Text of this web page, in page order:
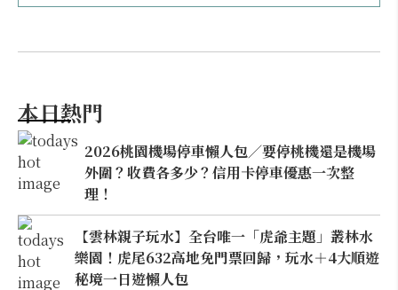
本日熱門
2026桃園機場停車懶人包／要停桃機還是機場
外圍？收費各多少？信用卡停車優惠一次整
理！
【雲林親子玩水】全台唯一「虎爺主題」叢林水
樂園！虎尾632高地免門票回歸，玩水＋4大順遊
秘境一日遊懶人包